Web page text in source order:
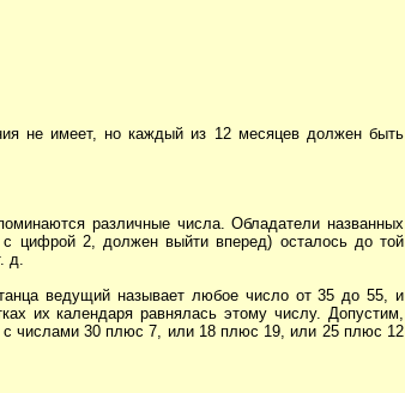
не имеет, но каждый из 12 месяцев должен быть
различные числа. Обладатели названных
цифрой 2, должен выйти вперед) осталось до той
д.
ведущий называет любое число от 35 до 55, и
их календаря равнялась этому числу. Допустим,
с числами 30 плюс 7, или 18 плюс 19, или 25 плюс 12